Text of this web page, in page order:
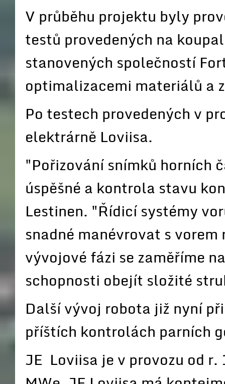
V průběhu projektu byly
testů provedených na
stanovených společností
optimalizacemi materiálů a
Po testech provedených v
elektrárně Loviisa.
"Pořizování snímků horních
úspěšné a kontrola stavu
Lestinen. "Řídicí systémy
snadné manévrovat s
vývojové fázi se zaměříme
schopnosti obejít složité
Další vývoj robota již nyní
příštích kontrolách parních
JE Loviisa je v provozu od